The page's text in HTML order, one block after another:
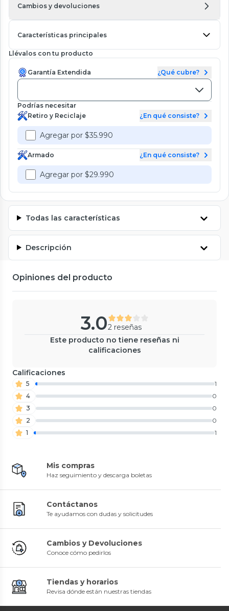
Cambios y devoluciones
Características principales
Llévalos con tu producto
Garantía Extendida ¿Qué cubre?
Podrías necesitar
Retiro y Reciclaje
¿En qué consiste?
Agregar por $35.990
Armado ¿En qué consiste?
Agregar por $29.990
Todas las características
Descripción
Opiniones del producto
3.02 reseñas
Este producto no tiene reseñas ni
calificaciones
Calificaciones
5
1
4
0
3
0
2
0
1
1
Mis compras
Haz seguimiento y descarga boletas
Contáctanos
Te ayudamos con dudas y solicitudes
Cambios y Devoluciones
Conoce cómo pedirlos
Tiendas y horarios
Revisa dónde están nuestras tiendas